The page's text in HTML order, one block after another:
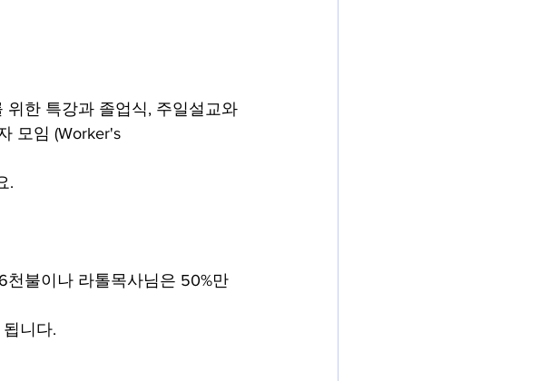
한 특강과 졸업식, 주일설교와
모임 (Worker's
.
불이나 라톨목사님은 50%만
니다.